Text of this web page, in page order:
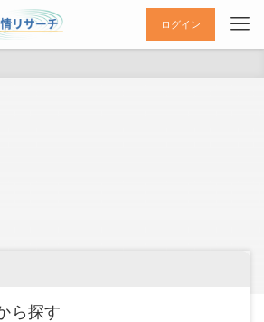
ログイン
ら探す